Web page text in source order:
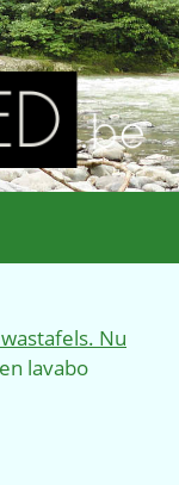
Nu
lavabo